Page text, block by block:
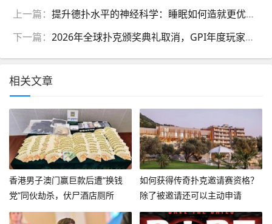
上一篇： 提升德扑水平的神经科学：睡眠如何造就更优秀的德扑玩家
下一篇： 2026年全球扑克颁奖典礼取消，GPI年度玩家奖仍将继续颁发
相关文章
香港男子澳门赢巨款后遭“换钱
党”同伙劫杀，伏尸酒店厕所
如何获得传奇扑克邀请赛资格？
除了被邀请还可以主动申请